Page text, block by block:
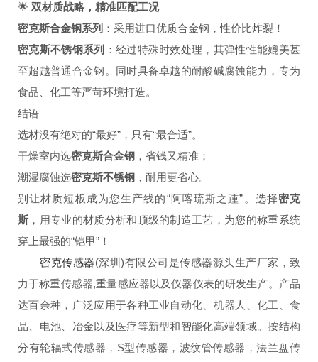
🌟 双材质战略，精准匹配工况
密克斯合金钢系列 ：采用进口优质合金钢，性价比炸裂！
密克斯不锈钢系列 ：经过特殊时效处理，其弹性性能媲美甚
至超越普通合金钢。同时具备卓越的耐酸碱腐蚀能力，专为
食品、化工等严苛环境打造。
结语
选材没有绝对的“最好”，只有“最合适”。
干燥室内选密克斯合金钢 ，省钱又精准；
潮湿腐蚀选密克斯不锈钢 ，耐用更省心。
别让材质短板成为您生产线的“阿喀琉斯之踵”。选择密克
斯，用专业的材质分析和顶级的制造工艺，为您的称重系统
穿上最强的“铠甲”！
密克传感器(深圳)有限公司是传感器源头生产厂家，致
力于称重传感器,重量感应器以及仪器仪表的研发生产。产品
达百余种，广泛应用于各种工业自动化、机器人、化工、食
品、电池、冶金以及医疗等新型和智能化高端领域。按结构
分有轮辐式传感器，S型传感器，波纹管传感器，法兰盘传